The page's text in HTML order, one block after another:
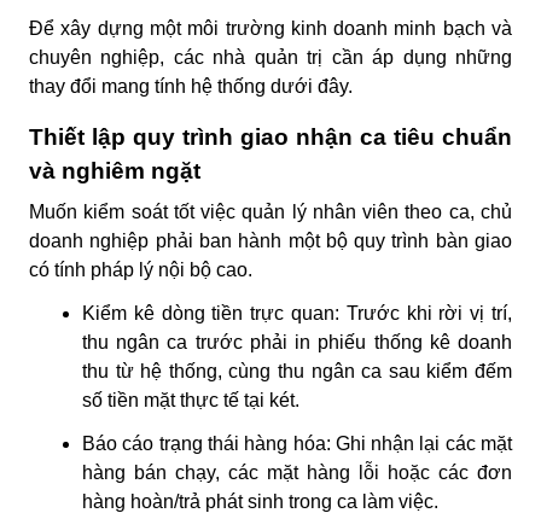
Để xây dựng một môi trường kinh doanh minh bạch và
chuyên nghiệp, các nhà quản trị cần áp dụng những
thay đổi mang tính hệ thống dưới đây.
Thiết lập quy trình giao nhận ca tiêu chuẩn
và nghiêm ngặt
Muốn kiểm soát tốt việcquản lý nhân viên theo ca, chủ
doanh nghiệp phải ban hành một bộ quy trình bàn giao
có tính pháp lý nội bộ cao.
Kiểm kê dòng tiền trực quan: Trước khi rời vị trí,
thu ngân ca trước phải in phiếu thống kê doanh
thu từ hệ thống, cùng thu ngân ca sau kiểm đếm
số tiền mặt thực tế tại két.
Báo cáo trạng thái hàng hóa: Ghi nhận lại các mặt
hàng bán chạy, các mặt hàng lỗi hoặc các đơn
hàng hoàn/trả phát sinh trong ca làm việc.